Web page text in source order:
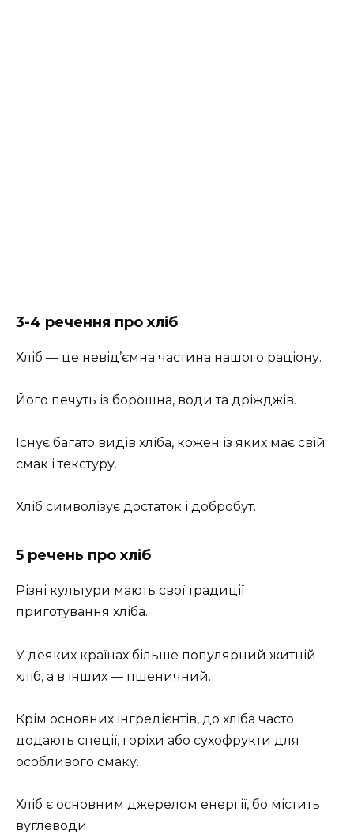
3-4 речення про хліб
Хліб — це невід’ємна частина нашого раціону.
Його печуть із борошна, води та дріжджів.
Існує багато видів хліба, кожен із яких має свій
смак і текстуру.
Хліб символізує достаток і добробут.
5 речень про хліб
Різні культури мають свої традиції
приготування хліба.
У деяких країнах більше популярний житній
хліб, а в інших — пшеничний.
Крім основних інгредієнтів, до хліба часто
додають спеції, горіхи або сухофрукти для
особливого смаку.
Хліб є основним джерелом енергії, бо містить
вуглеводи.